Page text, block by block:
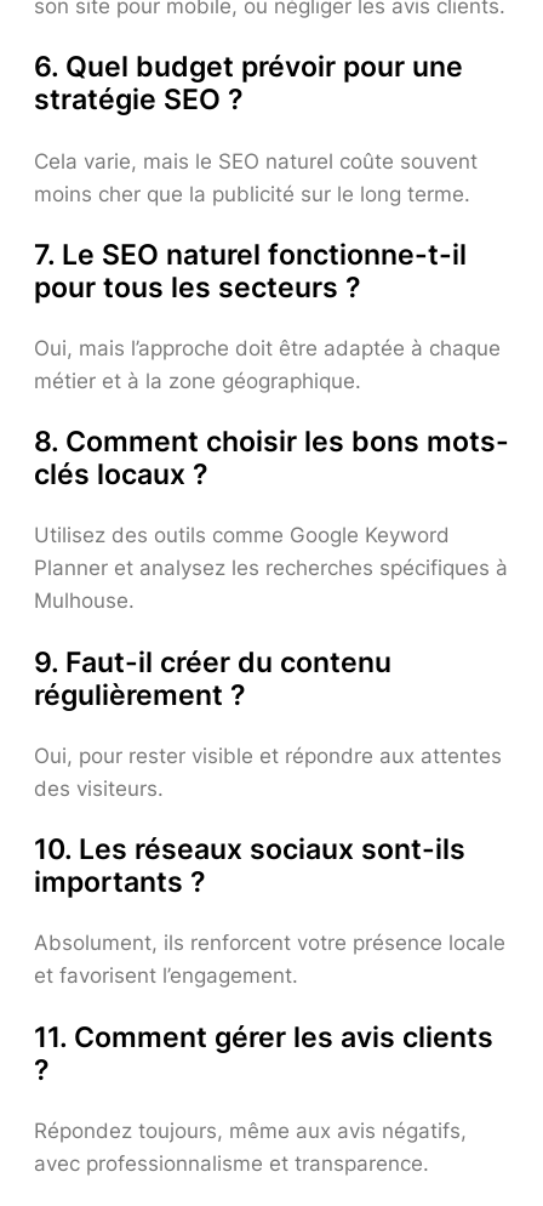
son site pour mobile, ou négliger les avis clients.
6. Quel budget prévoir pour une
stratégie SEO ?
Cela varie, mais le SEO naturel coûte souvent
moins cher que la publicité sur le long terme.
7. Le SEO naturel fonctionne-t-il
pour tous les secteurs ?
Oui, mais l’approche doit être adaptée à chaque
métier et à la zone géographique.
8. Comment choisir les bons mots-
clés locaux ?
Utilisez des outils comme Google Keyword
Planner et analysez les recherches spécifiques à
Mulhouse.
9. Faut-il créer du contenu
régulièrement ?
Oui, pour rester visible et répondre aux attentes
des visiteurs.
10. Les réseaux sociaux sont-ils
importants ?
Absolument, ils renforcent votre présence locale
et favorisent l’engagement.
11. Comment gérer les avis clients
?
Répondez toujours, même aux avis négatifs,
avec professionnalisme et transparence.